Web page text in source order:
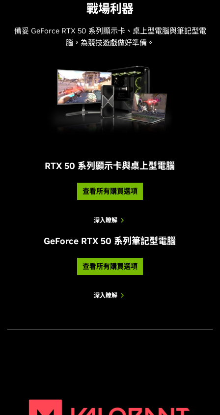
戰場利器
備妥 GeForce RTX 50 系列顯示卡、桌上型電腦與筆記型電
腦，為競技遊戲做好準備。
RTX 50 系列顯示卡與桌上型電腦
查看所有購買選項
深入瞭解
GeForce RTX 50 系列筆記型電腦
查看所有購買選項
深入瞭解